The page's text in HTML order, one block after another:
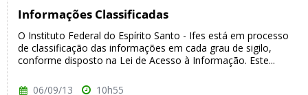
Informações Classificadas
O Instituto Federal do Espírito Santo - Ifes está em processo
de classificação das informações em cada grau de sigilo,
conforme disposto na Lei de Acesso à Informação. Este...
06/09/13 10h55